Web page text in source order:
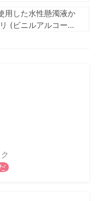
用した水性懸濁液か
(ビニルアルコー